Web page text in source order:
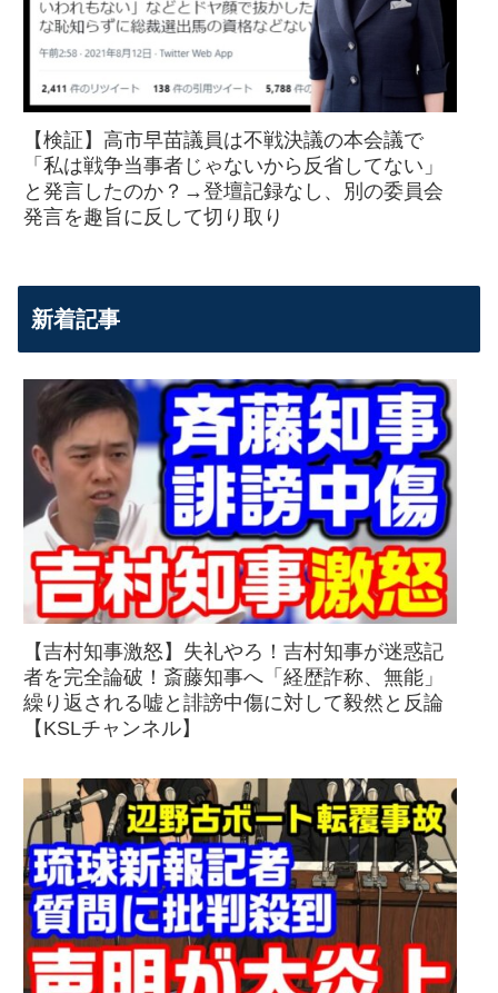
【検証】高市早苗議員は不戦決議の本会議で
「私は戦争当事者じゃないから反省してない」
と発言したのか？→登壇記録なし、別の委員会
発言を趣旨に反して切り取り
新着記事
【吉村知事激怒】失礼やろ！吉村知事が迷惑記
者を完全論破！斎藤知事へ「経歴詐称、無能」
繰り返される嘘と誹謗中傷に対して毅然と反論
【KSLチャンネル】